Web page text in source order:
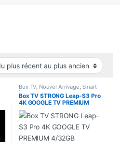
récent au plus ancien
Box TV, Nouvel Arrivage, Smart
Home
Box TV STRONG Leap-S3 Pro
4K GOOGLE TV PREMIUM
4/32GB